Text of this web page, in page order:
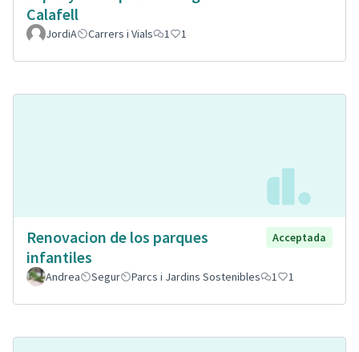
Calafell
JordiA Carrers i Vials 1 1
Renovacion de los parques
infantiles
Acceptada
Andrea Segur Parcs i Jardins Sostenibles 1 1